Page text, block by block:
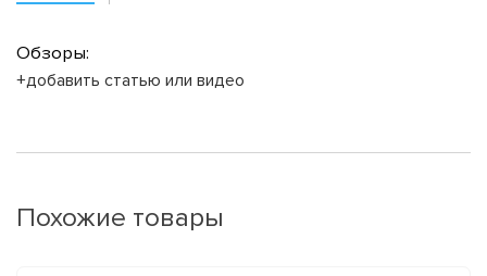
Обзоры:
+добавить статью или видео
Похожие товары